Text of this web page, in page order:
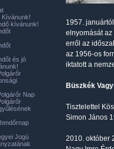
1957.
elnyomását
erről az
az 1956-os
iktatott a
Büszkék
Tisztelettel
Simon János
2010. október
Kívánunk!
kívánunk!
és jó
Nap
Jogú